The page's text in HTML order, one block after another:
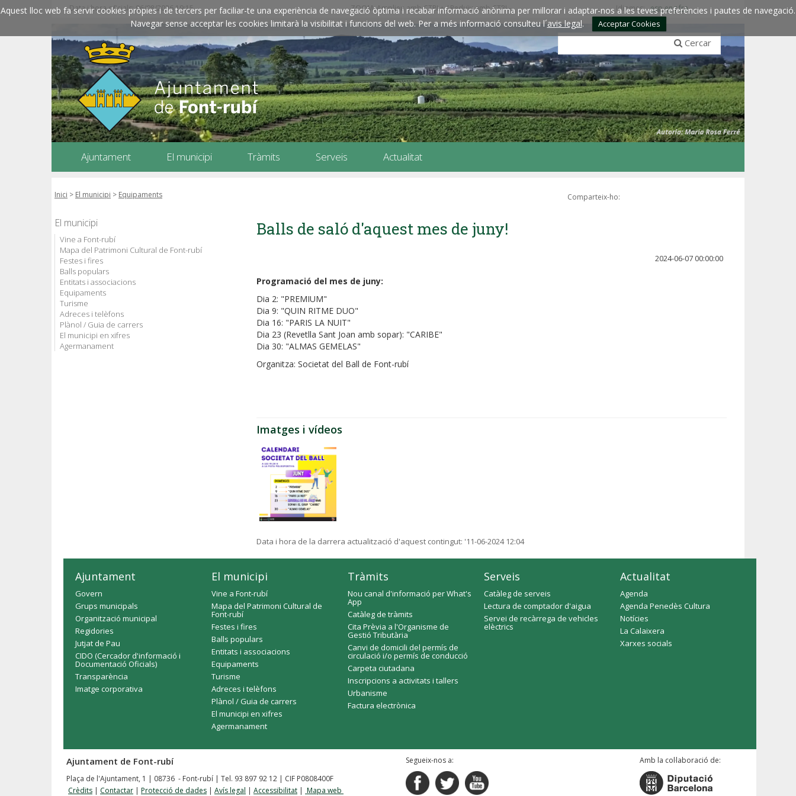
Aquest lloc web fa servir cookies pròpies i de tercers per faciliar-te una experiència de navegació òptima i recabar informació anònima per millorar i adaptar-nos a les teves preferències i pautes de navegació.
Navegar sense acceptar les cookies limitarà la visibilitat i funcions del web. Per a més informació consulteu l´avis legal. Acceptar Cookies
Data i hora oficials: 06/08/2026 19:15 ZOOM: Amplieu amb CTRL+ / Reduïu amb CTRL- Idiomes:esp engfra
Cercar
Ajuntament El municipi Tràmits Serveis Actualitat
Inici > El municipi > Equipaments Comparteix-ho:
El municipi
Vine a Font-rubí
Mapa del Patrimoni Cultural de Font-rubí
Festes i fires
Balls populars
Entitats i associacions
Equipaments
Turisme
Adreces i telèfons
Plànol / Guia de carrers
El municipi en xifres
Agermanament
Balls de saló d'aquest mes de juny!
2024-06-07 00:00:00
Programació del mes de juny:
Dia 2: "PREMIUM"
Dia 9: "QUIN RITME DUO"
Dia 16: "PARIS LA NUIT"
Dia 23 (Revetlla Sant Joan amb sopar): "CARIBE"
Dia 30: "ALMAS GEMELAS"
Organitza: Societat del Ball de Font-rubí
Imatges i vídeos
Data i hora de la darrera actualització d'aquest contingut: '11-06-2024 12:04
Ajuntament
Govern
Grups municipals
Organització municipal
Regidories
Jutjat de Pau
CIDO (Cercador d'informació i
Documentació Oficials)
Transparència
Imatge corporativa
El municipi
Vine a Font-rubí
Mapa del Patrimoni Cultural de
Font-rubí
Festes i fires
Balls populars
Entitats i associacions
Equipaments
Turisme
Adreces i telèfons
Plànol / Guia de carrers
El municipi en xifres
Agermanament
Tràmits
Nou canal d'informació per What's
App
Catàleg de tràmits
Cita Prèvia a l'Organisme de
Gestió Tributària
Canvi de domicili del permís de
circulació i/o permís de conducció
Carpeta ciutadana
Inscripcions a activitats i tallers
Urbanisme
Factura electrònica
Serveis
Catàleg de serveis
Lectura de comptador d'aigua
Servei de recàrrega de vehicles
elèctrics
Actualitat
Agenda
Agenda Penedès Cultura
Notícies
La Calaixera
Xarxes socials
Ajuntament de Font-rubí
Plaça de l'Ajuntament, 1 | 08736 - Font-rubí | Tel. 93 897 92 12 | CIF P0808400F
Crèdits | Contactar | Protecció de dades | Avís legal | Accessibilitat | Mapa web
Segueix-nos a: Amb la col·laboració de: